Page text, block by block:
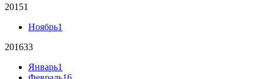
20151
Ноябрь1
201633
Январь1